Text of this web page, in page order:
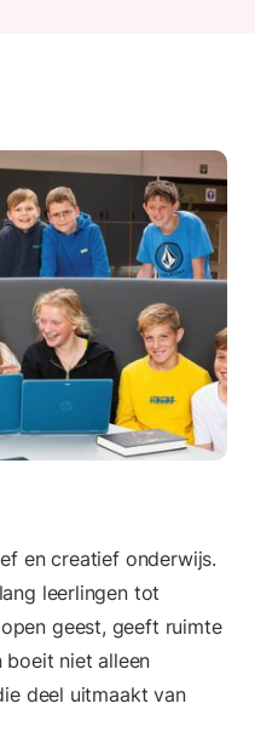
en creatief onderwijs.
leerlingen tot
geest, geeft ruimte
boeit niet alleen
deel uitmaakt van